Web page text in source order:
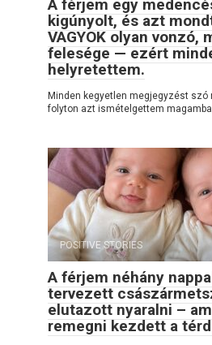
A férjem egy
kigúnyolt, és azt
VAGYOK olyan vonzó,
felesége — ezért
helyretettem.
Minden kegyetlen megjegyzést szó
folyton azt ismételgettem
POSITIVE STORIES
A férjem néhány
tervezett
elutazott nyaralni –
remegni kezdett a